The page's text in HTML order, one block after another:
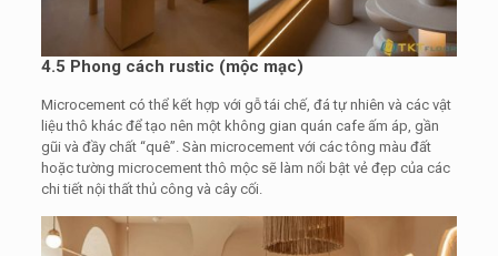
4.5 Phong cách rustic (mộc mạc)
Microcement có thể kết hợp với gỗ tái chế, đá tự nhiên và các vật
liệu thô khác để tạo nên một không gian quán cafe ấm áp, gần
gũi và đầy chất “quê”. Sàn microcement với các tông màu đất
hoặc tường microcement thô mộc sẽ làm nổi bật vẻ đẹp của các
chi tiết nội thất thủ công và cây cối.